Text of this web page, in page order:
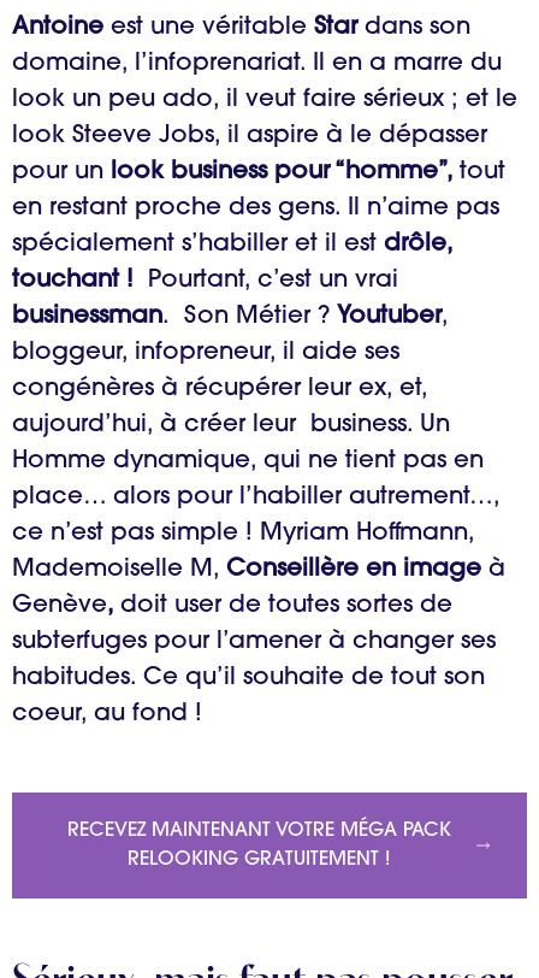
Antoine est une véritable Stardans son
domaine, l’infoprenariat. Il en a marre du
look un peu ado, il veut faire sérieux ; et le
look Steeve Jobs, il aspire à le dépasser
pour un look business pour “homme”, tout
en restant proche des gens. Il n’aime pas
spécialement s’habiller et il est drôle,
touchant ! Pourtant, c’est un vrai
businessman. Son Métier ? Youtuber,
bloggeur, infopreneur, il aide ses
congénères à récupérer leur ex, et,
aujourd’hui, à créer leur business. Un
Homme dynamique, qui ne tient pas en
place… alors pour l’habiller autrement…,
ce n’est pas simple ! Myriam Hoffmann,
Mademoiselle M, Conseillère en image à
Genève, doit user de toutes sortes de
subterfuges pour l’amener à changer ses
habitudes. Ce qu’il souhaite de tout son
coeur, au fond !
RECEVEZ MAINTENANT VOTRE MÉGA PACK
RELOOKING GRATUITEMENT !